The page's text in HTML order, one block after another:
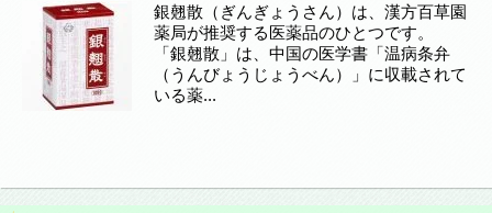
銀翹散（ぎんぎょうさん）は、漢方百草園
薬局が推奨する医薬品のひとつです。
「銀翹散」は、中国の医学書「温病条弁
（うんびょうじょうべん）」に収載されて
いる薬...